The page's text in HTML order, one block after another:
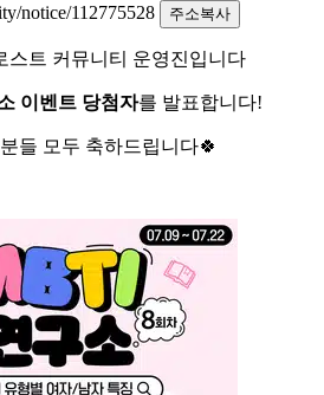
notice/112775528
주소복사
스트 커뮤니티 운영진입니다
이벤트 당첨자를 발표합니다!
들 모두 축하드립니다🍀